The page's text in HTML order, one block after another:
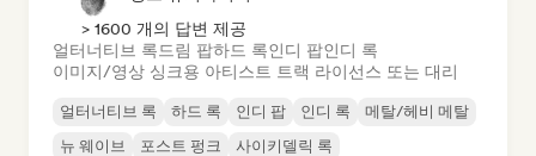
> 1600 개의 답변 제공
얼터너티브 록드림 팝하드 록인디 팝인디 록
이미지/영상 싱크용 아티스트 트랙 라이선스 또는 대리
얼터너티브 록 하드 록 인디 팝 인디 록
메탈/헤비 메탈
뉴 웨이브
포스트 펑크 사이키델릭 록